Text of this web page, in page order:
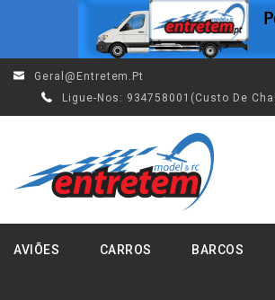
Geral@entretem.pt
Ligue-Nos: 934758001(custo De
AVIÕES CARROS BARCOS